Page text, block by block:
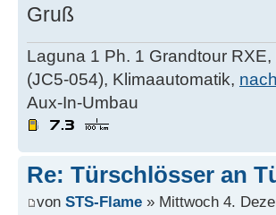
Gruß
Laguna 1 Ph. 1 Grandtour
(JC5-054), Klimaautomatik,
Aux-In-Umbau
Re: Türschlösser an
von STS-Flame » Mittwoch 4.